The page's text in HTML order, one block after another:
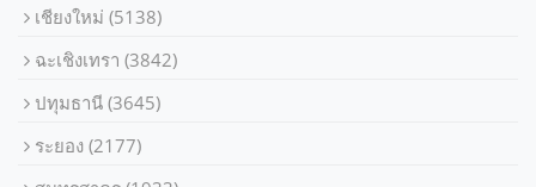
เชียงใหม่
(5138)
ฉะเชิงเทรา
(3842)
ปทุมธานี
(3645)
ระยอง
(2177)